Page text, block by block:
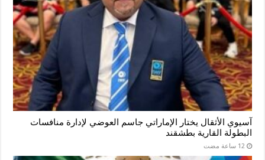
آسيوي الأثقال يختار الإماراتي جاسم العوضي لإدارة منافسات
البطولة القارية بطشقند